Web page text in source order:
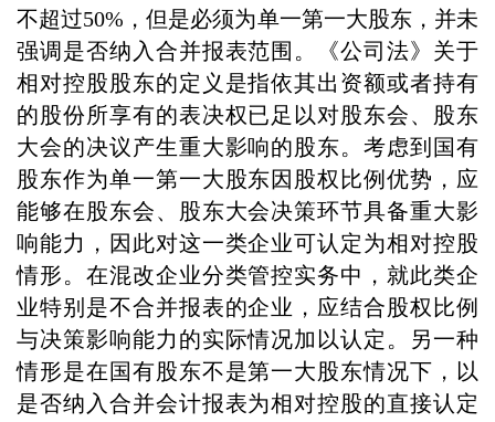
不超过50%，但是必须为单一第一大股东，并未
强调是否纳入合并报表范围。《公司法》关于
相对控股股东的定义是指依其出资额或者持有
的股份所享有的表决权已足以对股东会、股东
大会的决议产生重大影响的股东。考虑到国有
股东作为单一第一大股东因股权比例优势，应
能够在股东会、股东大会决策环节具备重大影
响能力，因此对这一类企业可认定为相对控股
情形。在混改企业分类管控实务中，就此类企
业特别是不合并报表的企业，应结合股权比例
与决策影响能力的实际情况加以认定。另一种
情形是在国有股东不是第一大股东情况下，以
是否纳入合并会计报表为相对控股的直接认定